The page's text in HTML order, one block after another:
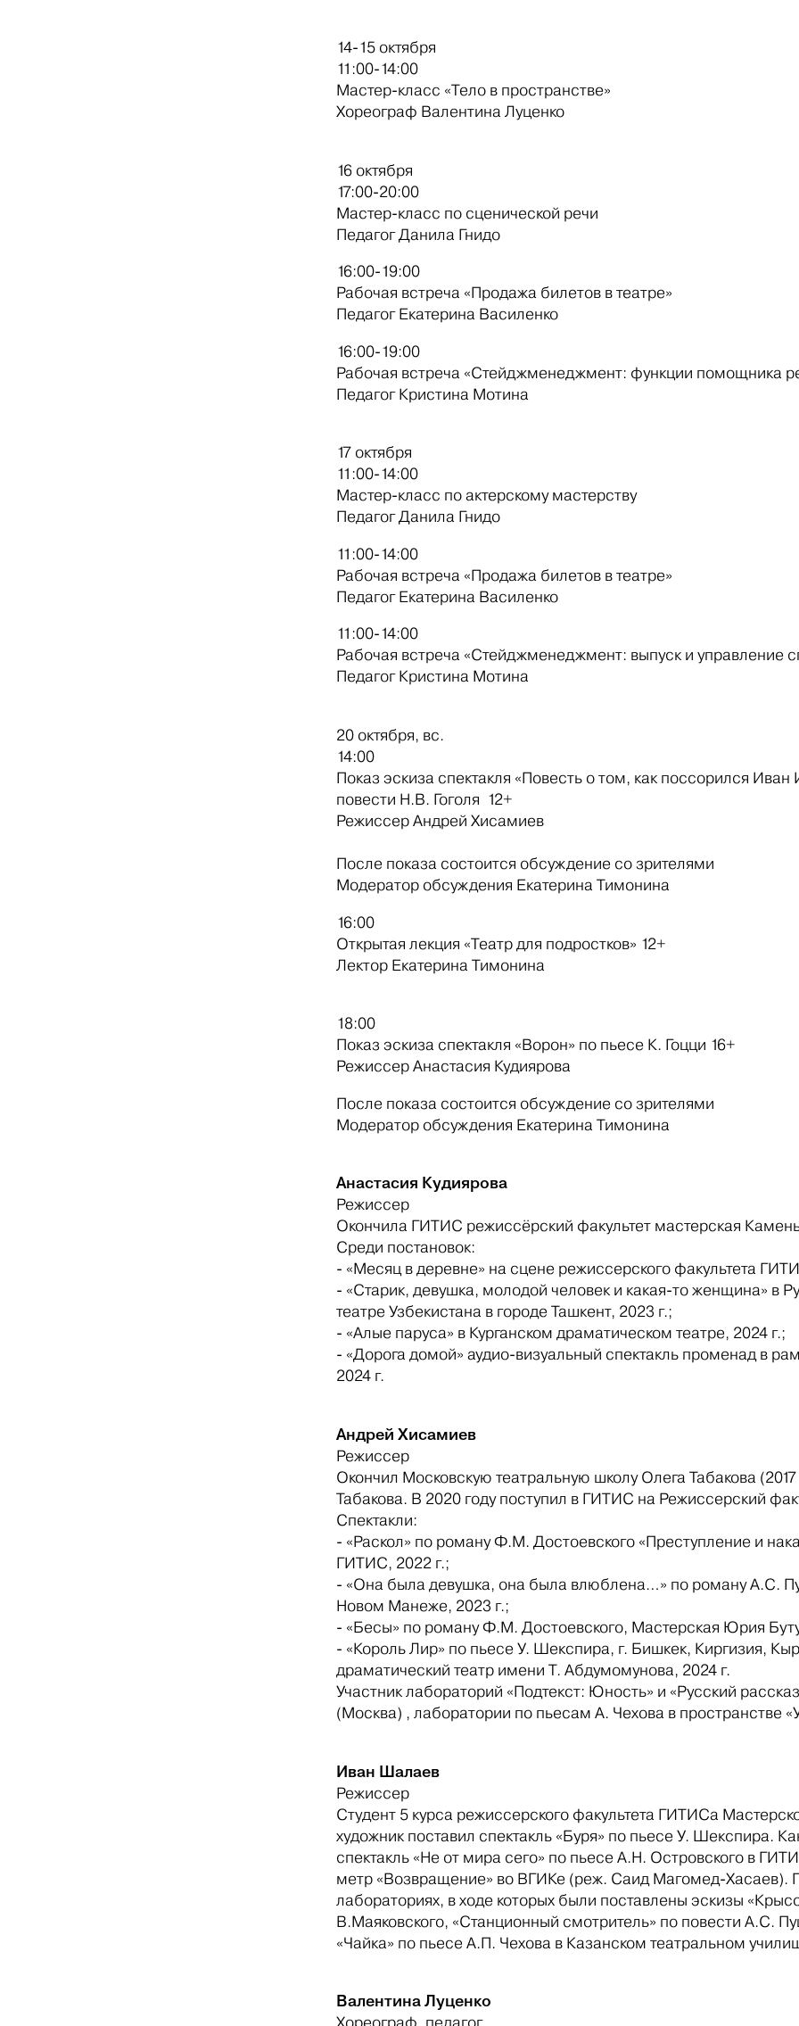
14-15 октября
11:00-14:00
Мастер-класс «Тело в пространстве»
Хореограф Валентина Луценко
16 октября
17:00-20:00
Мастер-класс по сценической речи
Педагог Данила Гнидо
16:00-19:00
Рабочая встреча «Продажа билетов в театре»
Педагог Екатерина Василенко
16:00-19:00
Рабочая встреча «Стейджменеджмент: функции помощника
Педагог Кристина Мотина
17 октября
11:00-14:00
Мастер-класс по актерскому мастерству
Педагог Данила Гнидо
11:00-14:00
Рабочая встреча «Продажа билетов в театре»
Педагог Екатерина Василенко
11:00-14:00
Рабочая встреча «Стейджменеджмент: выпуск и управление
Педагог Кристина Мотина
20 октября, вс.
14:00
Показ эскиза спектакля «Повесть о том, как поссорился
повести Н.В. Гоголя 12+
Режиссер Андрей Хисамиев
После показа состоится обсуждение со зрителями
Модератор обсуждения Екатерина Тимонина
16:00
Открытая лекция «Театр для подростков» 12+
Лектор Екатерина Тимонина
18:00
Показ эскиза спектакля «Ворон» по пьесе К. Гоцци 16+
Режиссер Анастасия Кудиярова
После показа состоится обсуждение со зрителями
Модератор обсуждения Екатерина Тимонина
Анастасия Кудиярова
Режиссер
Окончила ГИТИС режиссёрский факультет мастерская
Среди постановок:
- «Месяц в деревне» на сцене режиссерского факультета
- «Старик, девушка, молодой человек и какая-то женщина» в
театре Узбекистана в городе Ташкент, 2023 г.;
- «Алые паруса» в Курганском драматическом театре, 2024 г.;
- «Дорога домой» аудио-визуальный спектакль променад в
2024 г.
Андрей Хисамиев
Режиссер
Окончил Московскую театральную школу Олега Табакова
Табакова. В 2020 году поступил в ГИТИС на Режиссерский
Спектакли:
- «Раскол» по роману Ф.М. Достоевского «Преступление и
ГИТИС, 2022 г.;
- «Она была девушка, она была влюблена…» по роману А.С.
Новом Манеже, 2023 г.;
- «Бесы» по роману Ф.М. Достоевского, Мастерская Юрия
- «Король Лир» по пьесе У. Шекспира, г. Бишкек, Киргизия,
драматический театр имени Т. Абдумомунова, 2024 г.
Участник лабораторий «Подтекст: Юность» и «Русский
(Москва) , лаборатории по пьесам А. Чехова в пространстве
Иван Шалаев
Режиссер
Студент 5 курса режиссерского факультета ГИТИСа
художник поставил спектакль «Буря» по пьесе У. Шекспира.
спектакль «Не от мира сего» по пьесе А.Н. Островского в
метр «Возвращение» во ВГИКе (реж. Саид Магомед-Хасаев).
лабораториях, в ходе которых были поставлены эскизы
В.Маяковского, «Станционный смотритель» по повести А.С.
«Чайка» по пьесе А.П. Чехова в Казанском театральном
Валентина Луценко